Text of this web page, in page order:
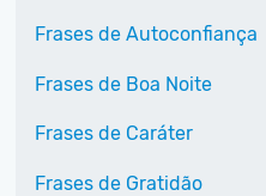
Frases de Autoconfiança
Frases de Boa Noite
Frases de Caráter
Frases de Gratidão